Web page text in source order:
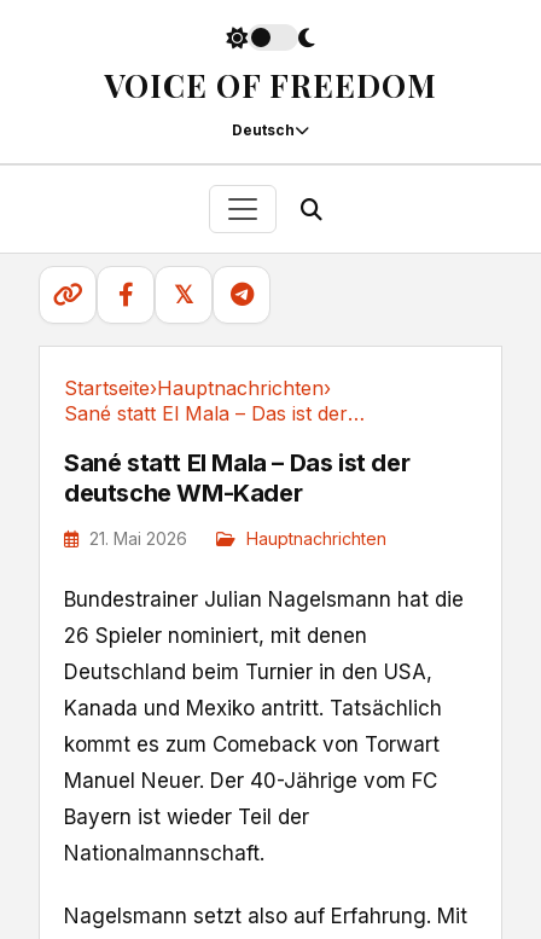
VOICE OF FREEDOM
Deutsch
𝕏
Startseite›Hauptnachrichten›
Sané statt El Mala – Das ist der deutsche WM-Kader
Sané statt El Mala – Das ist der
deutsche WM-Kader
21. Mai 2026 Hauptnachrichten
Bundestrainer Julian Nagelsmann hat die
26 Spieler nominiert, mit denen
Deutschland beim Turnier in den USA,
Kanada und Mexiko antritt. Tatsächlich
kommt es zum Comeback von Torwart
Manuel Neuer. Der 40-Jährige vom FC
Bayern ist wieder Teil der
Nationalmannschaft.
Nagelsmann setzt also auf Erfahrung. Mit